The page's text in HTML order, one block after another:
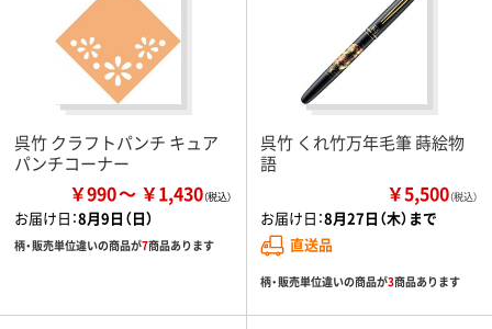
呉竹 クラフトパンチ キュア
パンチコーナー
￥990 ￥1,430
お届け日：8月9日（日）
柄・販売単位違いの商品が7商品あります
呉竹 くれ竹万年毛筆 蒔絵物
語
￥5,500（税込）
お届け日：8月27日（木）まで
直送品
柄・販売単位違いの商品が3商品あります